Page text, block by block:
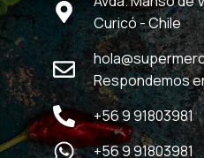
Curicó - Chile
Respondemos
+56 9 91803981
+56 9 91803981